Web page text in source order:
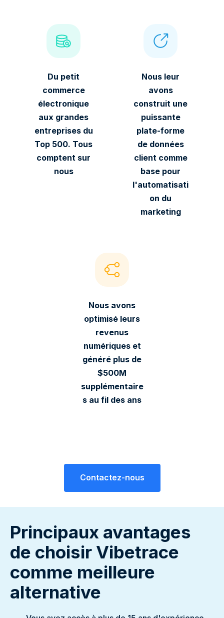
Du petit
commerce
électronique
aux grandes
entreprises du
Top 500. Tous
comptent sur
nous
Nous leur
avons
construit une
puissante
plate-forme
de données
client comme
base pour
l'automatisati
on du
marketing
Nous avons
optimisé leurs
revenus
numériques et
généré plus de
$500M
supplémentaire
s au fil des ans
Contactez-nous
Principaux avantages
de choisir Vibetrace
comme meilleure
alternative